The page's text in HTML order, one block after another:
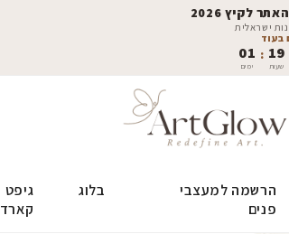
בעוד
01
ימים
: 19
שעות
הרשמה למעצבי
פנים
בלוג
גיפט
קארד